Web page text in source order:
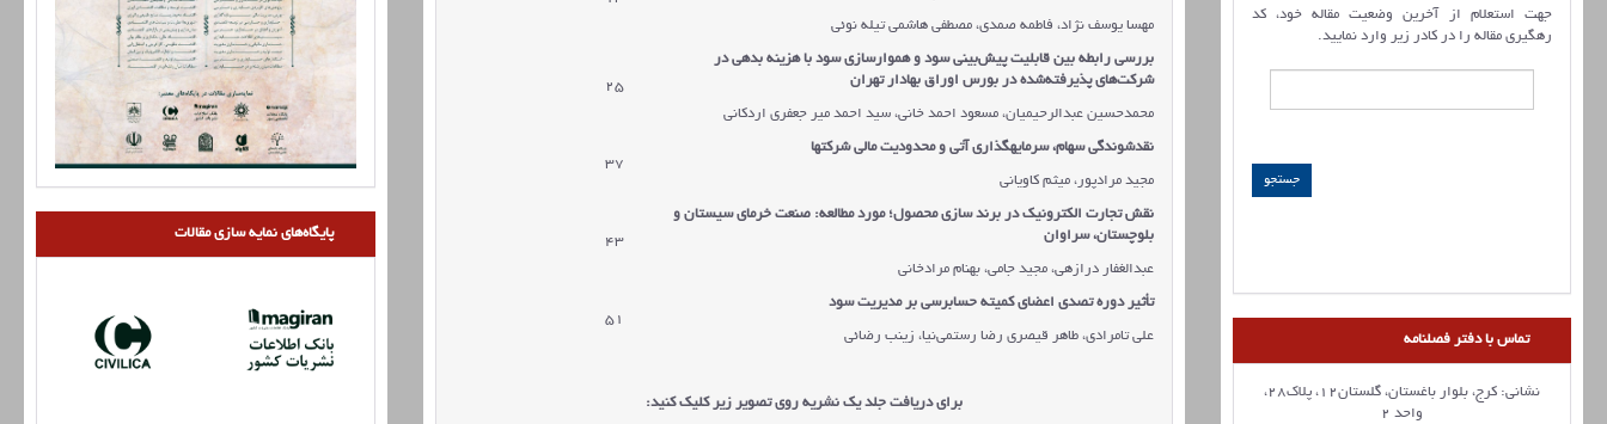
جهت استعلام از آخرین وضعیت مقاله خود، کد
رهگیری مقاله را در کادر زیر وارد نمایید.
تماس با دفتر فصلنامه
نشانی: کرج، بلوار باغستان، گلستان12، پلاک28،
واحد 2
مهسا یوسف نژاد، فاطمه صمدی، مصطفی هاشمی تیله نوئی
بررسی رابطه بین قابلیت پیشبینی سود و هموارسازی سود با هزینه بدهی در
شرکت‌های پذیرفته‌شده در بورس اوراق بهادار تهران
25
محمدحسین عبدالرحیمیان، مسعود احمد خانی، سید احمد میر جعفری اردکانی
نقدشوندگی سهام، سرمایهگذاری آتی و محدودیت مالی شرکتها
37
مجید مرادپور، میثم کاویانی
نقش تجارت الکترونیک در برند سازی محصول؛ مورد مطالعه: صنعت خرمای سیستان و
بلوچستان، سراوان
43
عبدالغفار درازهی، مجید جامی، بهنام مرادخانی
تأثیر دوره تصدی اعضای کمیته حسابرسی بر مدیریت سود
51
علی تامرادی، طاهر قیصری رضا رستمی‌نیا، زینب رضائی
برای دریافت جلد یک نشریه روی تصویر زیر کلیک کنید:
پایگاه‌های نمایه سازی مقالات